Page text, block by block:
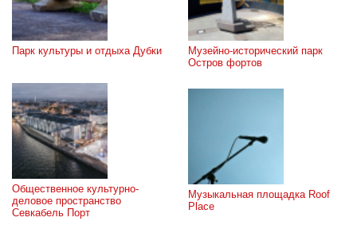
Парк культуры и отдыха Дубки
Музейно-исторический парк
Остров фортов
Общественное культурно-
деловое пространство
Севкабель Порт
Музыкальная площадка Roof
Place